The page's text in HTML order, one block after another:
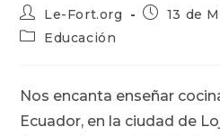
Autor
de
la
Le-Fort.org
Publicación
13 de
Categoría
entrada:
Educación
Nos encanta enseñar
Ecuador, en la ciudad de